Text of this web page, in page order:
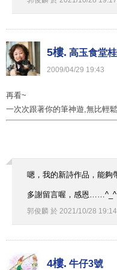
5樓. 高玉食堂
2009/04/29 19:43
再看~
一次次跟著你的筆神遊,無比輕
嗯，我的新詩作品，能夠
多謝留言喔，感恩……^_^
郭俊麟 於 2021/10/28 19:14
4樓. 牛仔3號